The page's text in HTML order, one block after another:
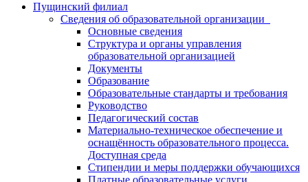
Пущинский филиал
Сведения об образовательной организации
Основные сведения
Структура и органы управления
образовательной организацией
Документы
Образование
Образовательные стандарты и требования
Руководство
Педагогический состав
Материально-техническое обеспечение и
оснащённость образовательного процесса.
Доступная среда
Стипендии и меры поддержки обучающихся
Платные образовательные услуги